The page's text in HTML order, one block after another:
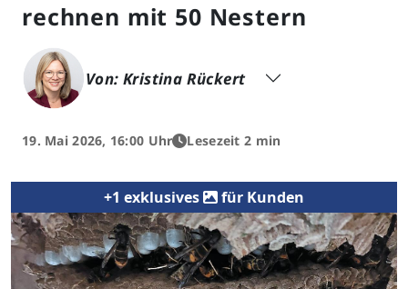
rechnen mit 50 Nestern
Von: Kristina Rückert
19. Mai 2026, 16:00 Uhr Lesezeit 2 min
+1 exklusives für Kunden